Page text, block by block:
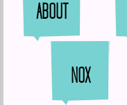
ABOUT
NOX